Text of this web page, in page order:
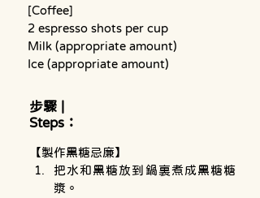
[Coffee]
2 espresso shots per cup
Milk (appropriate amount)
Ice (appropriate amount)
步驟 |
Steps：
【製作黑糖忌廉】
把水和黑糖放到鍋裏煮成黑糖糖
漿。